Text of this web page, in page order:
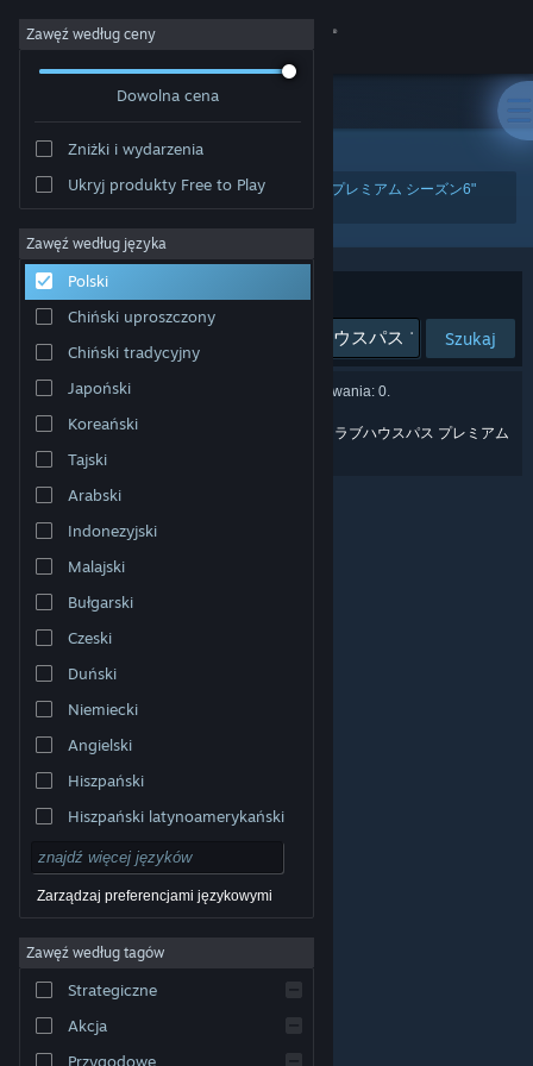
Zaloguj się
Społeczność
Informacje
Wsparcie
Zmień język
Pobierz aplikację mobilną Steam
Wersja przeglądarkowa
© Valve Corporation. Wszelkie prawa zastrzeżone.
właścicieli w Stanach Zjednoczonych i innych krajach.
dostępu
Umowa użytkownika Steam
pieniędzy |Ciasteczka
Zawęź według ceny
Dowolna cena
Zniżki i wydarzenia
Ukryj produkty Free to Play
Zawęź według języka
Polski
Chiński uproszczony
Chiński tradycyjny
Japoński
Koreański
Tajski
Arabski
Indonezyjski
Malajski
Bułgarski
Czeski
Duński
Niemiecki
Angielski
Hiszpański
Hiszpański latynoamerykański
Zarządzaj preferencjami językowymi
Zawęź według tagów
Strategiczne
Akcja
Przygodowe
"『ゴルフ PGAツアー 2K25』クラブハウスパス プレミアム シーズン6"
Sortuj według: Trafność
Szukaj
Liczba wyników pasujących do twojego wyszukiwania: 0.
Czy chodziło ci o „
『ゴルフ pgaツアー 2025』クラブハウスパス プレミアム
シーズン6”?